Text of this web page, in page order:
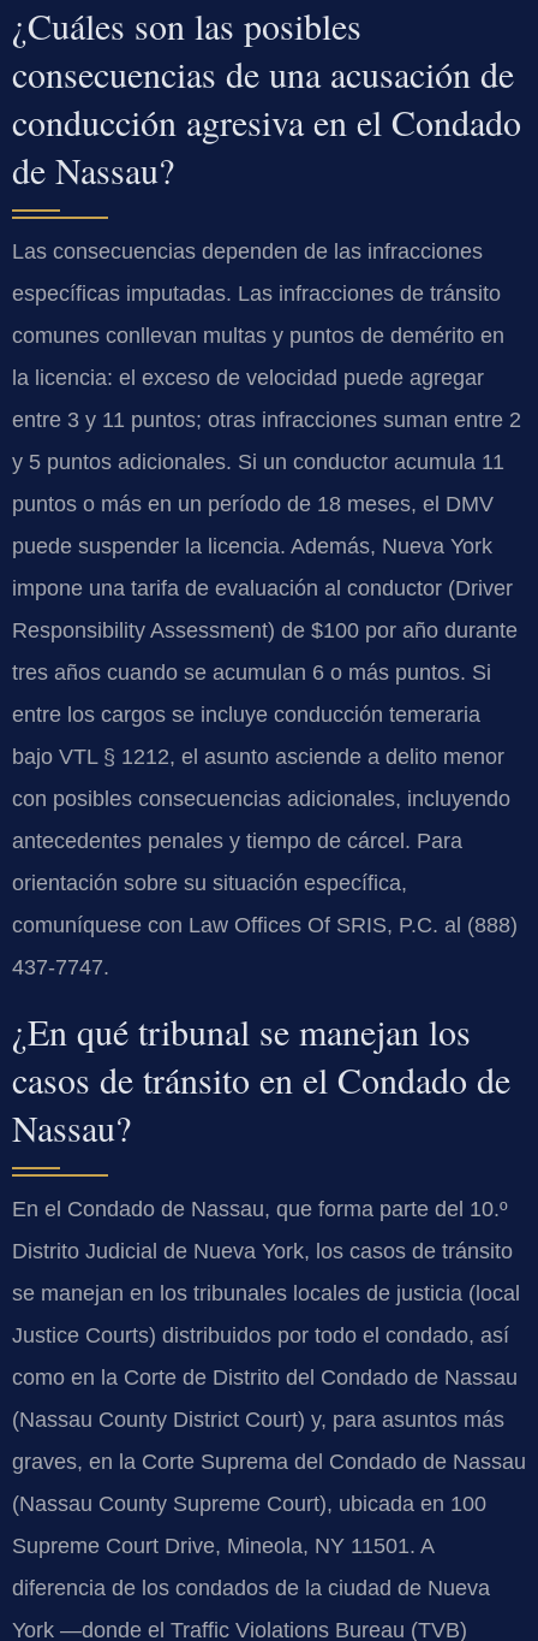
¿Cuáles son las posibles
consecuencias de una acusación de
conducción agresiva en el Condado
de Nassau?
Las consecuencias dependen de las infracciones
específicas imputadas. Las infracciones de tránsito
comunes conllevan multas y puntos de demérito en
la licencia: el exceso de velocidad puede agregar
entre 3 y 11 puntos; otras infracciones suman entre 2
y 5 puntos adicionales. Si un conductor acumula 11
puntos o más en un período de 18 meses, el DMV
puede suspender la licencia. Además, Nueva York
impone una tarifa de evaluación al conductor (Driver
Responsibility Assessment) de $100 por año durante
tres años cuando se acumulan 6 o más puntos. Si
entre los cargos se incluye conducción temeraria
bajo VTL § 1212, el asunto asciende a delito menor
con posibles consecuencias adicionales, incluyendo
antecedentes penales y tiempo de cárcel. Para
orientación sobre su situación específica,
comuníquese con Law Offices Of SRIS, P.C. al (888)
437-7747.
¿En qué tribunal se manejan los
casos de tránsito en el Condado de
Nassau?
En el Condado de Nassau, que forma parte del 10.º
Distrito Judicial de Nueva York, los casos de tránsito
se manejan en los tribunales locales de justicia (local
Justice Courts) distribuidos por todo el condado, así
como en la Corte de Distrito del Condado de Nassau
(Nassau County District Court) y, para asuntos más
graves, en la Corte Suprema del Condado de Nassau
(Nassau County Supreme Court), ubicada en 100
Supreme Court Drive, Mineola, NY 11501. A
diferencia de los condados de la ciudad de Nueva
York —donde el Traffic Violations Bureau (TVB)